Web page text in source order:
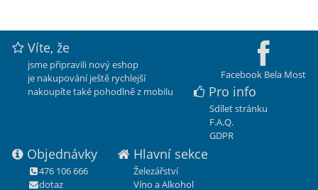
Facebook Bela Most
Víte, že
jsme připravili nový eshop
je nakupování ještě rychlejší
nakoupíte také pohodlně z mobilu
Pro info
Sdílet stránku
F.A.Q.
GDPR
Objednávky
476 106 666
dotaz
Hlavní sekce
Železářství
Víno a Alkohol